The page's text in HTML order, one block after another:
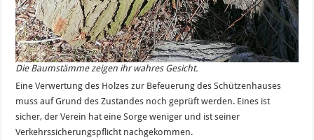
Die Baumstämme zeigen ihr wahres Gesicht.
Eine Verwertung des Holzes zur Befeuerung des Schützenhauses
muss auf Grund des Zustandes noch geprüft werden. Eines ist
sicher, der Verein hat eine Sorge weniger und ist seiner
Verkehrssicherungspflicht nachgekommen.